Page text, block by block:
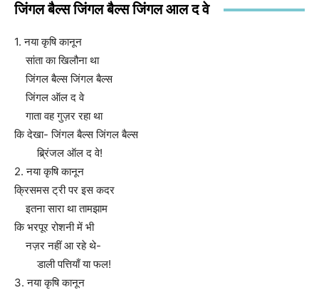
जिंगल बैल्स जिंगल बैल्स जिंगल आल द वे
1. नया कृषि कानून
सांता का खिलौना था
जिंगल बैल्स जिंगल बैल्स
जिंगल ऑल द वे
गाता वह गुज़र रहा था
कि देखा- जिंगल बैल्स जिंगल बैल्स
ब्र्रिंजल ऑल द वे!
2. नया कृषि कानून
क्रिसमस ट्री पर इस कदर
इतना सारा था तामझाम
कि भरपूर रोशनी में भी
नज़र नहीं आ रहे थे-
डाली पत्तियाँ या फल!
3. नया कृषि कानून